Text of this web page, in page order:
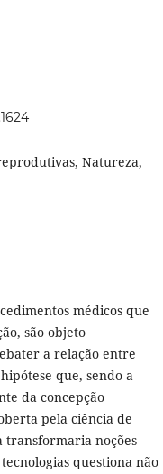
Natureza,
médicos que
são objeto
a relação entre
que, sendo a
da concepção
pela ciência de
transformaria noções
questiona não